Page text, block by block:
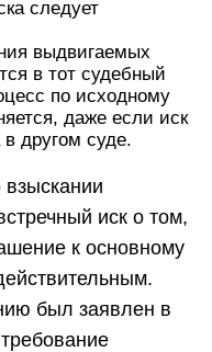
следует
выдвигаемых
в тот судебный
по исходному
даже если иск
в другом суде.
иск о том,
к основному
был заявлен в